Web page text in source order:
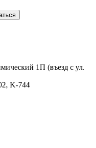
1П (въезд с ул.
K-744